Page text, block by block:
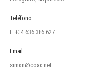
Teléfono:
t. +34 636 386 627
Email:
simon@coac.net